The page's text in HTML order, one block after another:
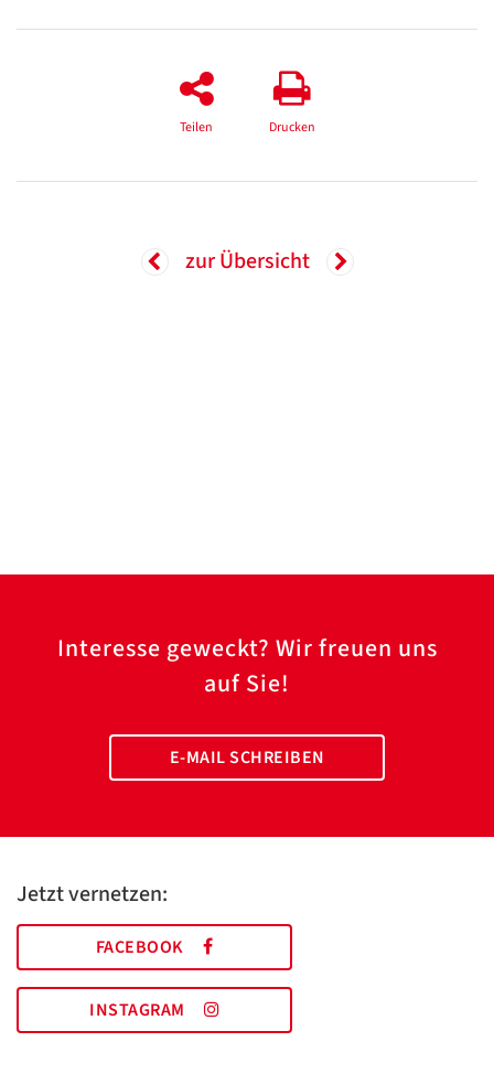
Teilen Drucken
zur Übersicht
Interesse geweckt? Wir freuen uns
auf Sie!
E-MAIL SCHREIBEN
Jetzt vernetzen:
FACEBOOK
INSTAGRAM